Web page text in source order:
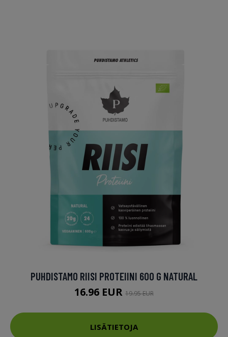
PUHDISTAMO RIISI PROTEIINI 600 G NATURAL
16.96 EUR 19.95 EUR
LISÄTIETOJA